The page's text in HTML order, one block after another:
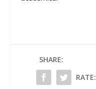
SHARE:
RATE: